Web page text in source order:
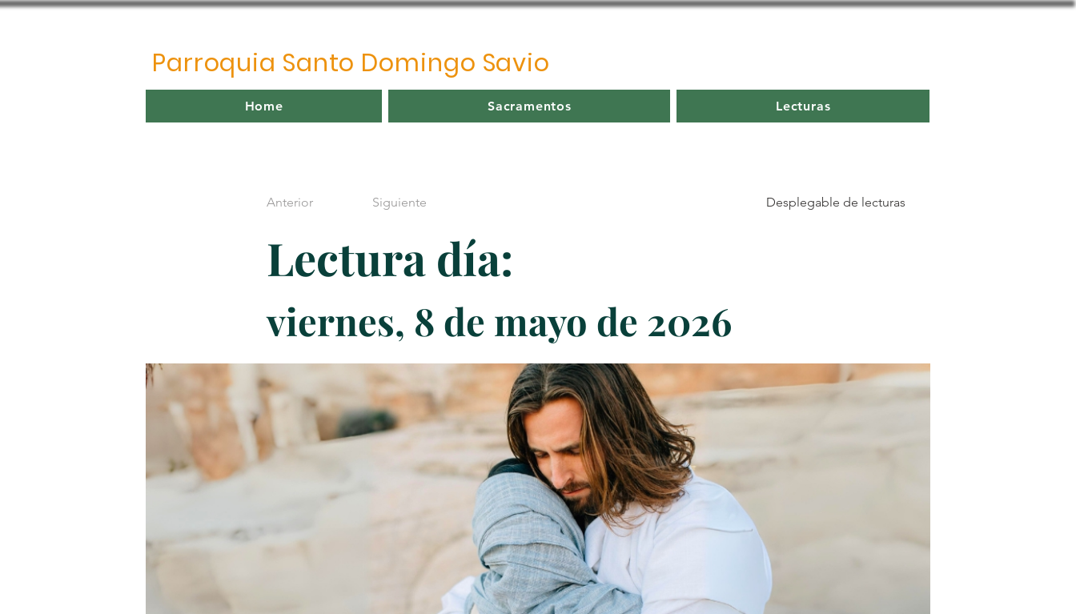
Parroquia Santo Domingo Savio
Home Sacramentos Lecturas
Anterior Siguiente Desplegable de lecturas
Lectura día:
viernes, 8 de mayo de 2026